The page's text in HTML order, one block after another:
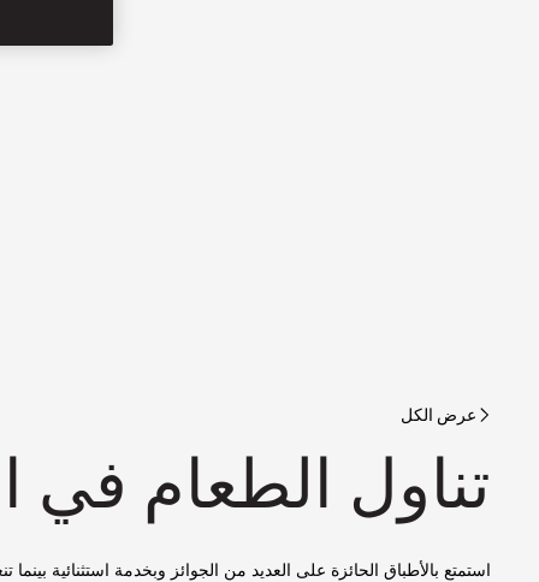
عرض الكل
تناول الطعام في
استمتع بالأطباق الحائزة على العديد من الجوائز وبخدمة استثنائية